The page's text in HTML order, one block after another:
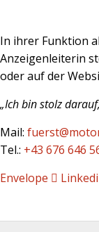
In ihrer Funktion
Anzeigenleiterin
oder auf der
„Ich bin stolz
Mail:
Tel.: +43 676 646
Envelope